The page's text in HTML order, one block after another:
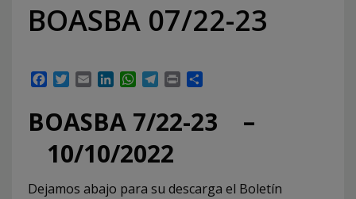
BOASBA 07/22-23
Facebook
TwitterEmailLinkedInWhatsApp
Telegram
Print
BOASBA 7/22-23 –
10/10/2022
Dejamos abajo para su descarga el Boletín